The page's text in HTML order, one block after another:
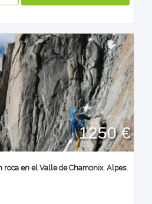
1250 €
roca en el Valle de Chamonix. Alpes.